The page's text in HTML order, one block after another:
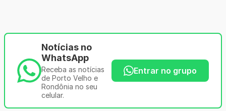
Notícias no
WhatsApp
Receba as notícias
de Porto Velho e
Rondônia no seu
celular.
Entrar no grupo